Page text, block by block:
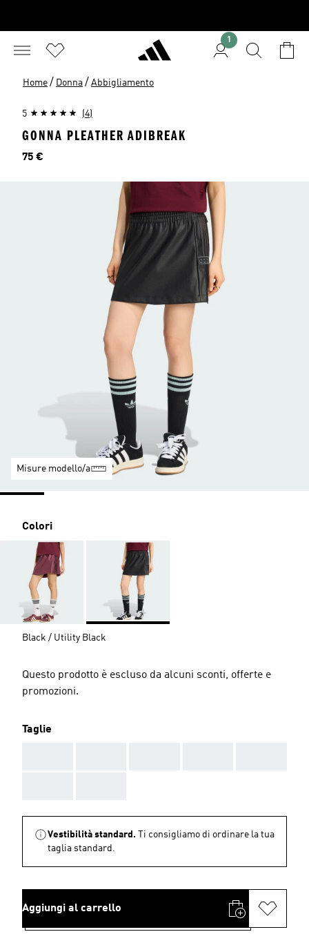
1
Home / Donna / Abbigliamento
5 (4)
GONNA PLEATHER ADIBREAK
Prezzo
75 €
Misure modello/a
Colori
Black / Utility Black
Questo prodotto è escluso da alcuni sconti, offerte e
promozioni.
Taglie
Vestibilità standard.
Ti consigliamo di ordinare la tua
taglia standard.
Aggiungi al carrello